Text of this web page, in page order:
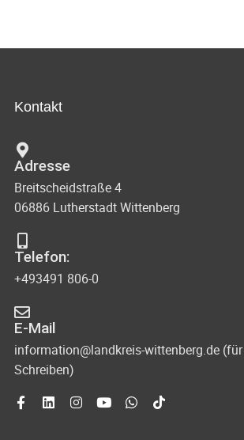
Kontakt
Adresse
Breitscheidstraße 4
06886 Lutherstadt Wittenberg
Telefon:
+493491 806-0
E-Mail
information@landkreis-wittenberg.de
Schreiben)